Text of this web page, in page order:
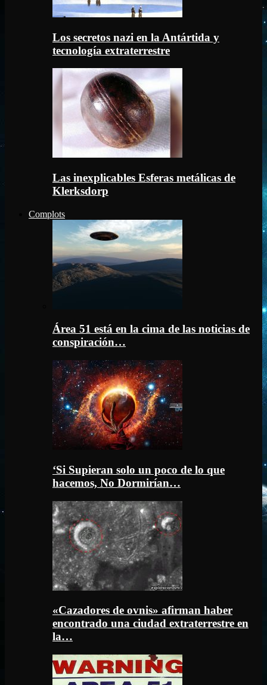
Los secretos nazi en la Antártida y
tecnología extraterrestre
Las inexplicables Esferas metálicas de
Klerksdorp
Complots
Área 51 está en la cima de las noticias de
conspiración…
‘Si Supieran solo un poco de lo que
hacemos, No Dormirían…
«Cazadores de ovnis» afirman haber
encontrado una ciudad extraterrestre en
la…